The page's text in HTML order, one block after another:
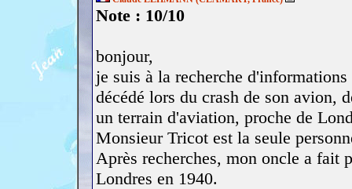
Note : 10/10
bonjour,
je suis à la recherche
décédé lors du crash de son avion,
un terrain d'aviation, proche de
Monsieur Tricot est la seule
Après recherches, mon oncle a fait
Londres en 1940.